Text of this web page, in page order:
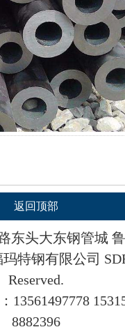
返回顶部
东头大东钢管城
玛特钢有限公司
Reserved.
8882396